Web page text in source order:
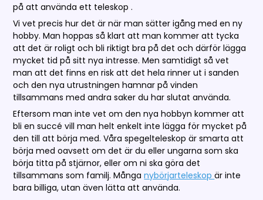
på att använda ett teleskop .
Vi vet precis hur det är när man sätter igång med en ny
hobby. Man hoppas så klart att man kommer att tycka
att det är roligt och bli riktigt bra på det och därför lägga
mycket tid på sitt nya intresse. Men samtidigt så vet
man att det finns en risk att det hela rinner ut i sanden
och den nya utrustningen hamnar på vinden
tillsammans med andra saker du har slutat använda.
Eftersom man inte vet om den nya hobbyn kommer att
bli en succé vill man helt enkelt inte lägga för mycket på
den till att börja med. Våra spegelteleskop är smarta att
börja med oavsett om det är du eller ungarna som ska
börja titta på stjärnor, eller om ni ska göra det
tillsammans som familj. Månganybörjarteleskopär inte
bara billiga, utan även lätta att använda.